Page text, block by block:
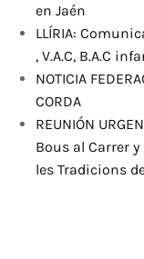
en Jaén
LLÍRIA:
, V.A.C, B.A.C
NOTICIA
CORDA
REUNIÓN
Bous al Carrer
les Tradicions